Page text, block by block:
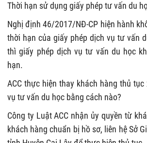
Thời hạn sử dụng giấy phép tư vấn du
Nghị định 46/2017/NĐ-CP hiện hành
thời hạn của giấy phép dịch vụ tư vấn
thì giấy phép dịch vụ tư vấn du học
hạn.
ACC thực hiện thay khách hàng thủ
vụ tư vấn du học bằng cách nào?
Công ty Luật ACC nhận ủy quyền từ
khách hàng chuẩn bị hồ sơ, liên hệ Sở